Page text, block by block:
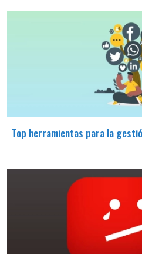
Top herramientas para la